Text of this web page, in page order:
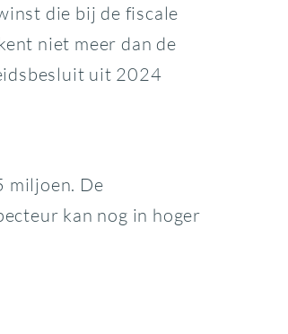
die bij de fiscale
niet meer dan de
uit 2024
miljoen. De
kan nog in hoger